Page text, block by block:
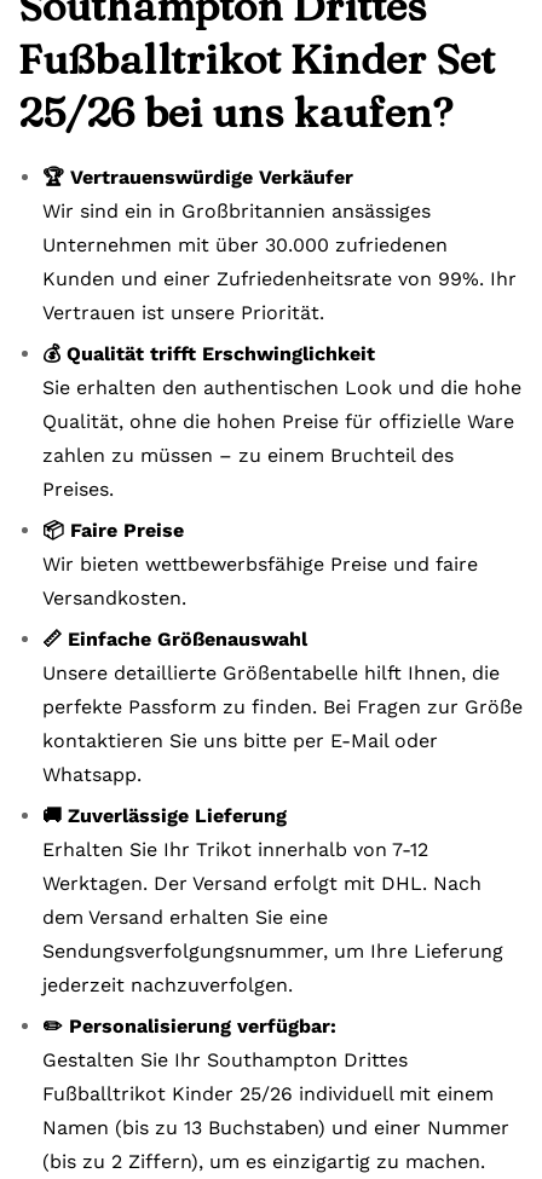
Fußballtrikot Kinder Set
25/26 bei uns kaufen?
🏆 Vertrauenswürdige Verkäufer
Wir sind ein in Großbritannien ansässiges
Unternehmen mit über 30.000 zufriedenen
Kunden und einer Zufriedenheitsrate von 99%. Ihr
Vertrauen ist unsere Priorität.
💰 Qualität trifft Erschwinglichkeit
Sie erhalten den authentischen Look und die hohe
Qualität, ohne die hohen Preise für offizielle Ware
zahlen zu müssen – zu einem Bruchteil des
Preises.
📦 Faire Preise
Wir bieten wettbewerbsfähige Preise und faire
Versandkosten.
📏 Einfache Größenauswahl
Unsere detaillierte Größentabelle hilft Ihnen, die
perfekte Passform zu finden. Bei Fragen zur Größe
kontaktieren Sie uns bitte per E-Mail oder
Whatsapp.
🚚 Zuverlässige Lieferung
Erhalten Sie Ihr Trikot innerhalb von 7-12
Werktagen. Der Versand erfolgt mit DHL. Nach
dem Versand erhalten Sie eine
Sendungsverfolgungsnummer, um Ihre Lieferung
jederzeit nachzuverfolgen.
✏️ Personalisierung verfügbar:
Gestalten Sie Ihr Southampton Drittes
Fußballtrikot Kinder 25/26 individuell mit einem
Namen (bis zu 13 Buchstaben) und einer Nummer
(bis zu 2 Ziffern), um es einzigartig zu machen.